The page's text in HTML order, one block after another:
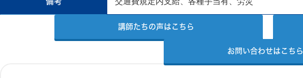
講師たちの声はこちら
お問い合わせはこちら